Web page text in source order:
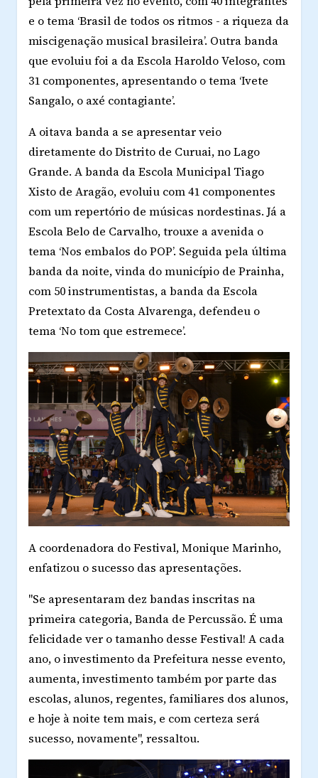
e o tema ‘Brasil de todos os ritmos - a riqueza da
miscigenação musical brasileira’. Outra banda
que evoluiu foi a da Escola Haroldo Veloso, com
31 componentes, apresentando o tema ‘Ivete
Sangalo, o axé contagiante’.
A oitava banda a se apresentar veio
diretamente do Distrito de Curuai, no Lago
Grande. A banda da Escola Municipal Tiago
Xisto de Aragão, evoluiu com 41 componentes
com um repertório de músicas nordestinas. Já a
Escola Belo de Carvalho, trouxe a avenida o
tema ‘Nos embalos do POP’. Seguida pela última
banda da noite, vinda do município de Prainha,
com 50 instrumentistas, a banda da Escola
Pretextato da Costa Alvarenga, defendeu o
tema ‘No tom que estremece’.
A coordenadora do Festival, Monique Marinho,
enfatizou o sucesso das apresentações.
"Se apresentaram dez bandas inscritas na
primeira categoria, Banda de Percussão. É uma
felicidade ver o tamanho desse Festival! A cada
ano, o investimento da Prefeitura nesse evento,
aumenta, investimento também por parte das
escolas, alunos, regentes, familiares dos alunos,
e hoje à noite tem mais, e com certeza será
sucesso, novamente", ressaltou.